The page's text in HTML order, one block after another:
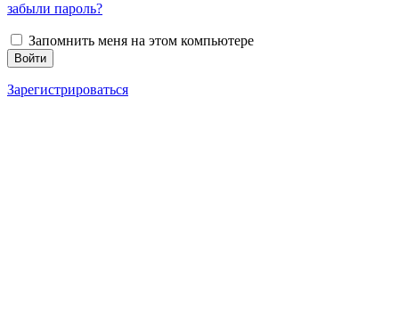
забыли пароль?
Запомнить меня на этом компьютере
Зарегистрироваться